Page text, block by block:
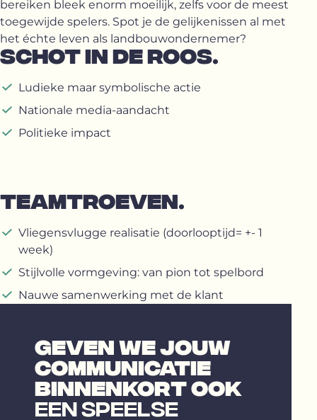
bereiken bleek enorm moeilijk, zelfs voor de meest
toegewijde spelers. Spot je de gelijkenissen al met
het échte leven als landbouwondernemer?
SCHOT IN DE ROOS.
Ludieke maar symbolische actie
Nationale media-aandacht
Politieke impact
TEAMTROEVEN.
Vliegensvlugge realisatie (doorlooptijd= +- 1
week)
Stijlvolle vormgeving: van pion tot spelbord
Nauwe samenwerking met de klant
GEVEN WE JOUW
COMMUNICATIE
BINNENKORT OOK
EEN SPEELSE